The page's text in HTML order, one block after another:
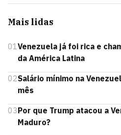
Mais lidas
01Venezuela já foi rica e
da América Latina
02Salário mínimo na
mês
03Por que Trump atacou a
Maduro?